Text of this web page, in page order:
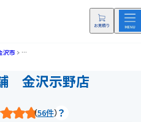
沢市 おそうじ本舗 金沢示野店(カナザワシメ
金沢示野店
56件